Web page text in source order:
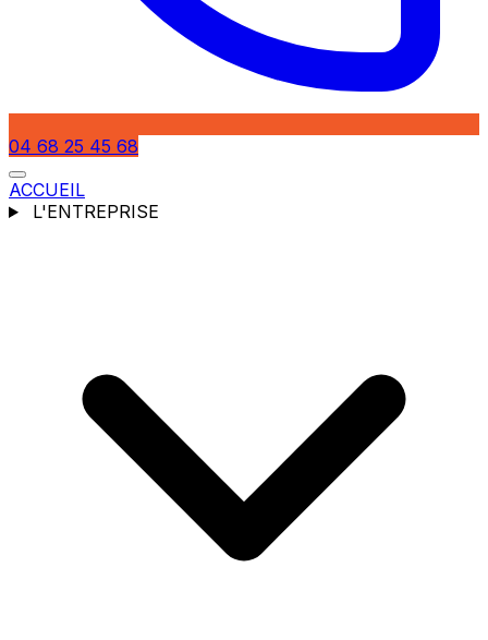
04 68 25 45 68
ACCUEIL
L'ENTREPRISE